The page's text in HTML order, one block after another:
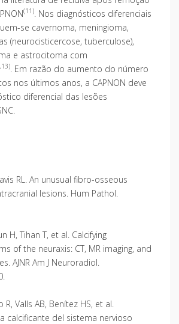
(11) . Nos diagnósticos diferenciais
se cavernoma, meningioma,
(neurocisticercose, tuberculose),
e astrocitoma com
. Em razão do aumento do número
nos últimos anos, a CAPNON deve
diferencial das lesões
RL. An unusual fibro-osseous
lesions. Hum Pathol.
H, Tihan T, et al. Calcifying
of the neuraxis: CT, MR imaging, and
AJNR Am J Neuroradiol.
Valls AB, Benítez HS, et al.
calcificante del sistema nervioso